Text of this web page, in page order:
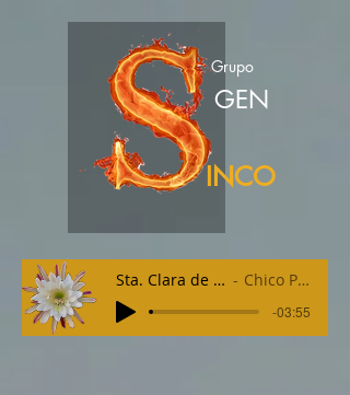
Grupo
INCO
GEN
Sta. Clara de Buique Chico Parobé
-03:55